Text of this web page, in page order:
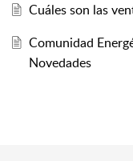
Cuáles son las
Comunidad
Novedades